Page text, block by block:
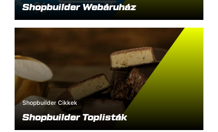
Shopbuilder Webáruház
Shopbuilder Cikkek
Shopbuilder Toplisták